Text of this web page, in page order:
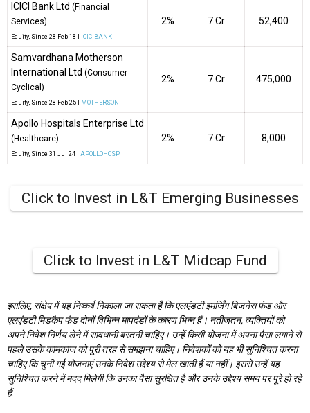
ICICI Bank Ltd (Financial
Services)
Equity, Since 28 Feb 18 | ICICIBANK
2% ₹7 Cr 52,400
Samvardhana Motherson
International Ltd (Consumer
Cyclical)
Equity, Since 28 Feb 25 | MOTHERSON
2% ₹7 Cr 475,000
Apollo Hospitals Enterprise Ltd
(Healthcare)
Equity, Since 31 Jul 24 | APOLLOHOSP
2% ₹7 Cr 8,000
Click to Invest in L&T Emerging Businesses
Click to Invest in L&T Midcap Fund
इसलिए, संक्षेप में यह निष्कर्ष निकाला जा सकता है कि एलएंडटी इमर्जिंग बिजनेस फंड और
एलएंडटी मिडकैप फंड दोनों विभिन्न मापदंडों के कारण भिन्न हैं। नतीजतन, व्यक्तियों को
अपने निवेश निर्णय लेने में सावधानी बरतनी चाहिए। उन्हें किसी योजना में अपना पैसा लगाने से
पहले उसके कामकाज को पूरी तरह से समझना चाहिए। निवेशकों को यह भी सुनिश्चित करना
चाहिए कि चुनी गई योजनाएं उनके निवेश उद्देश्य से मेल खाती हैं या नहीं। इससे उन्हें यह
सुनिश्चित करने में मदद मिलेगी कि उनका पैसा सुरक्षित है और उनके उद्देश्य समय पर पूरे हो रहे
हैं.